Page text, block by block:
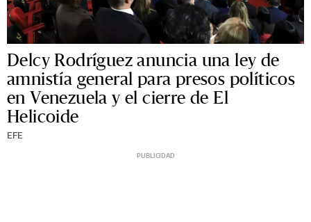
Delcy Rodríguez anuncia una ley de
amnistía general para presos políticos
en Venezuela y el cierre de El
Helicoide
EFE